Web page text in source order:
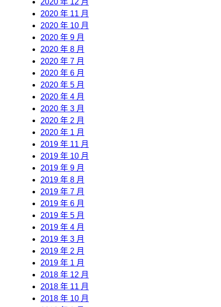
2020 年 11 月
2020 年 10 月
2020 年 9 月
2020 年 8 月
2020 年 7 月
2020 年 6 月
2020 年 5 月
2020 年 4 月
2020 年 3 月
2020 年 2 月
2020 年 1 月
2019 年 11 月
2019 年 10 月
2019 年 9 月
2019 年 8 月
2019 年 7 月
2019 年 6 月
2019 年 5 月
2019 年 4 月
2019 年 3 月
2019 年 2 月
2019 年 1 月
2018 年 12 月
2018 年 11 月
2018 年 10 月